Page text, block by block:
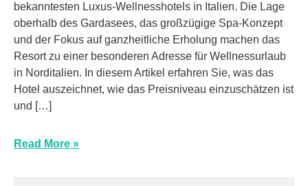
bekanntesten Luxus-Wellnesshotels in Italien. Die Lage
oberhalb des Gardasees, das großzügige Spa-Konzept
und der Fokus auf ganzheitliche Erholung machen das
Resort zu einer besonderen Adresse für Wellnessurlaub
in Norditalien. In diesem Artikel erfahren Sie, was das
Hotel auszeichnet, wie das Preisniveau einzuschätzen ist
und […]
Read More »